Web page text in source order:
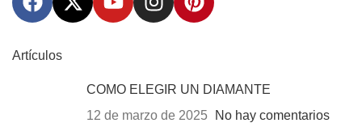
Artículos
COMO ELEGIR UN DIAMANTE
12 de marzo de 2025
No hay comentarios